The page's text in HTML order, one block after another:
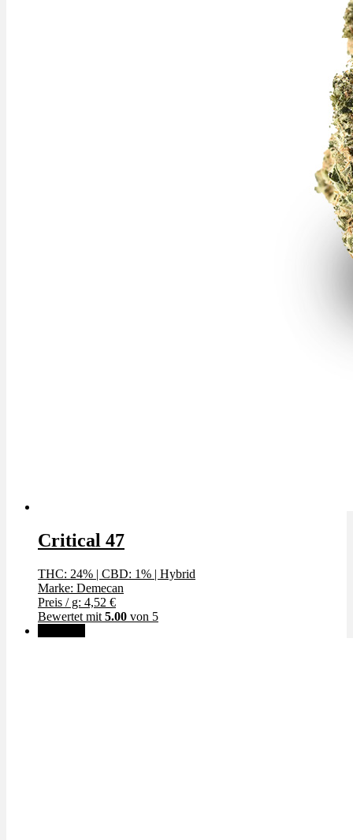
Critical 47
THC: 24% | CBD: 1% | Hybrid
Marke: Demecan
Preis / g: 4,52 €
Bewertet mit 5.00 von 5